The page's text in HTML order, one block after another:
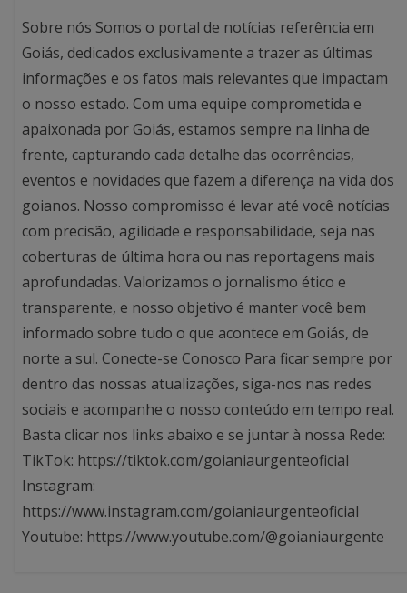
Sobre nós Somos o portal de notícias referência em
Goiás, dedicados exclusivamente a trazer as últimas
informações e os fatos mais relevantes que impactam
o nosso estado. Com uma equipe comprometida e
apaixonada por Goiás, estamos sempre na linha de
frente, capturando cada detalhe das ocorrências,
eventos e novidades que fazem a diferença na vida dos
goianos. Nosso compromisso é levar até você notícias
com precisão, agilidade e responsabilidade, seja nas
coberturas de última hora ou nas reportagens mais
aprofundadas. Valorizamos o jornalismo ético e
transparente, e nosso objetivo é manter você bem
informado sobre tudo o que acontece em Goiás, de
norte a sul. Conecte-se Conosco Para ficar sempre por
dentro das nossas atualizações, siga-nos nas redes
sociais e acompanhe o nosso conteúdo em tempo real.
Basta clicar nos links abaixo e se juntar à nossa Rede:
TikTok: https://tiktok.com/goianiaurgenteoficial
Instagram:
https://www.instagram.com/goianiaurgenteoficial
Youtube: https://www.youtube.com/@goianiaurgente